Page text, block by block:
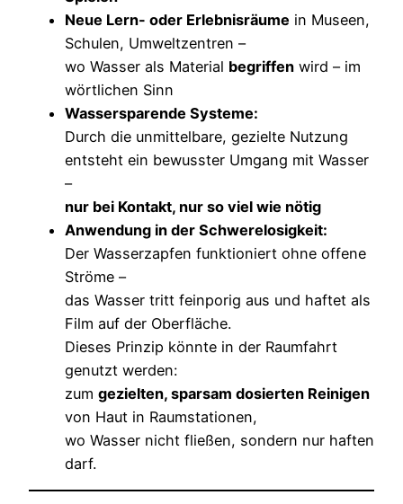
Neue Lern- oder Erlebnisräume in Museen,
Schulen, Umweltzentren –
wo Wasser als Material begriffen wird – im
wörtlichen Sinn
Wassersparende Systeme:
Durch die unmittelbare, gezielte Nutzung
entsteht ein bewusster Umgang mit Wasser
–
nur bei Kontakt, nur so viel wie nötig
Anwendung in der Schwerelosigkeit:
Der Wasserzapfen funktioniert ohne offene
Ströme –
das Wasser tritt feinporig aus und haftet als
Film auf der Oberfläche.
Dieses Prinzip könnte in der Raumfahrt
genutzt werden:
zum gezielten, sparsam dosierten Reinigen
von Haut in Raumstationen,
wo Wasser nicht fließen, sondern nur haften
darf.